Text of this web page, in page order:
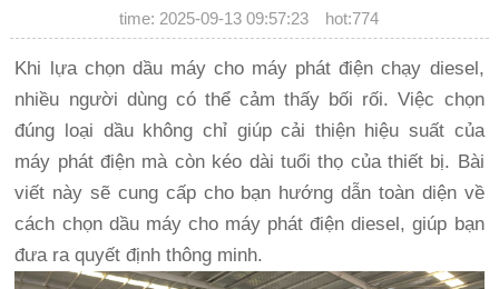
time: 2025-09-13 09:57:23 hot:774
Khi lựa chọn dầu máy cho máy phát điện chạy diesel,
nhiều người dùng có thể cảm thấy bối rối. Việc chọn
đúng loại dầu không chỉ giúp cải thiện hiệu suất của
máy phát điện mà còn kéo dài tuổi thọ của thiết bị. Bài
viết này sẽ cung cấp cho bạn hướng dẫn toàn diện về
cách chọn dầu máy cho máy phát điện diesel, giúp bạn
đưa ra quyết định thông minh.